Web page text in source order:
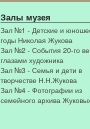
Залы музея
Зал №1 - Детские и
годы Николая Жукова
Зал №2 - События 20-го
глазами художника
Зал №3 - Семья и дети в
творчестве Н.Н.Жукова
Зал №4 - Фотографии из
семейного архива